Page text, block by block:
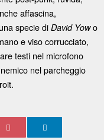
affascina,
specie di David Yowo
e viso corrucciato,
testi nel microfono
nel parcheggio